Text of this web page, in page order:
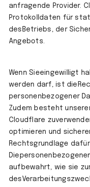
anfragende Provider.
Protokolldaten für
desBetriebs, der
Angebots.
Wenn Sieeingewilligt
werden darf, ist
personenbezogener
Zudem besteht
Cloudflare
optimieren und
Rechtsgrundlage dafür
aufbewahrt, wie sie